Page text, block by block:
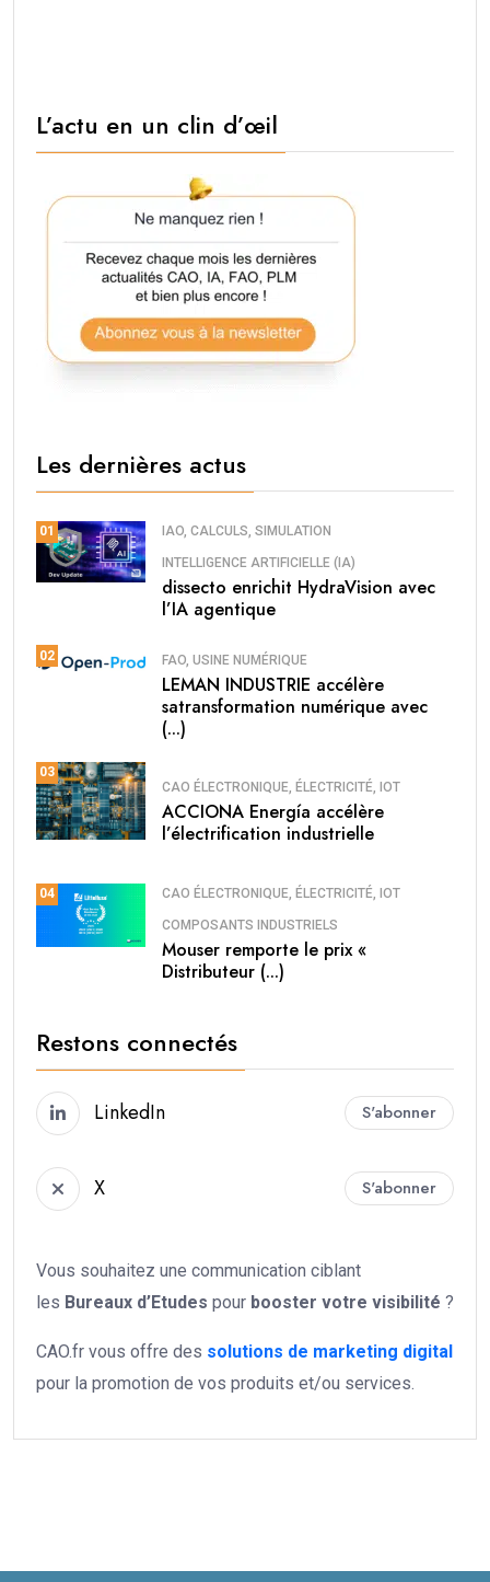
L’actu en un clin d’œil
Les dernières actus
01 IAO, CALCULS, SIMULATION
INTELLIGENCE ARTIFICIELLE (IA)
dissecto enrichit HydraVision avec
l’IA agentique
02 FAO, USINE NUMÉRIQUE
LEMAN INDUSTRIE accélère
satransformation numérique avec
(...)
03
CAO ÉLECTRONIQUE, ÉLECTRICITÉ, IOT
ACCIONA Energía accélère
l’électrification industrielle
04 CAO ÉLECTRONIQUE, ÉLECTRICITÉ, IOT
COMPOSANTS INDUSTRIELS
Mouser remporte le prix «
Distributeur (...)
Restons connectés
LinkedIn S'abonner
X S'abonner
Vous souhaitez une communication ciblant
les Bureaux d’Etudes pour booster votre visibilité ?
CAO.fr vous offre des solutions de marketing digital
pour la promotion de vos produits et/ou services.